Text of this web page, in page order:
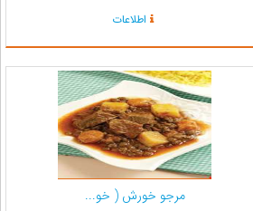
می‌توان به قوم‌های لر، کرد، گیلک، یزدی، ترک،
مازندرانی ...
اطلاعات
مرجو خورش ( خو...